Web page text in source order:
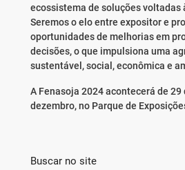
ecossistema de soluções voltadas
Seremos o elo entre expositor e
oportunidades de melhorias em
decisões, o que impulsiona uma
sustentável, social, econômica e
A Fenasoja 2024 acontecerá de 29
dezembro, no Parque de
Buscar no site